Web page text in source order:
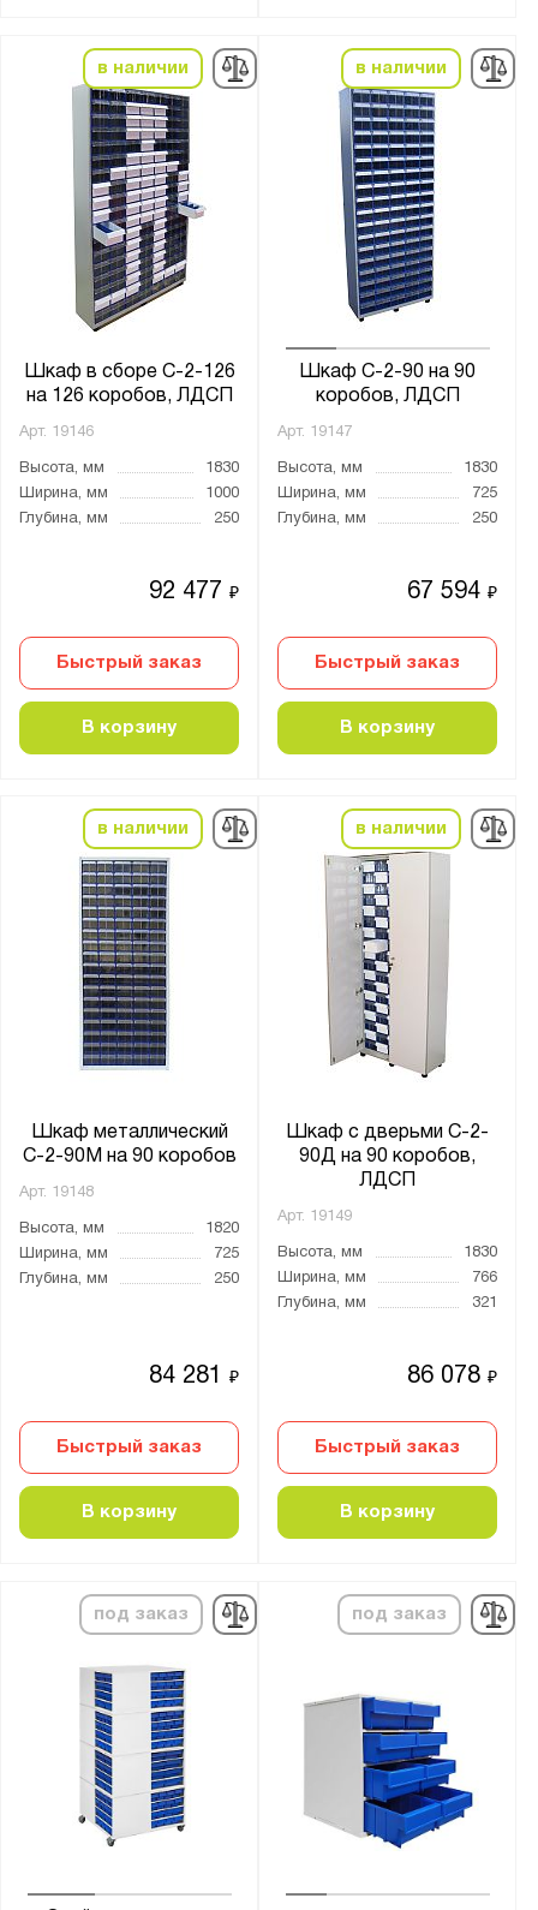
в наличии
Шкаф в сборе С-2-126
на 126 коробов, ЛДСП
Арт. 19146
Высота, мм
1830
Ширина, мм
1000
Глубина, мм
250
92 477₽
Быстрый заказ
В корзину
в наличии
Шкаф С-2-90 на 90
коробов, ЛДСП
Арт. 19147
Высота, мм
1830
Ширина, мм
725
Глубина, мм
250
67 594₽
Быстрый заказ
В корзину
в наличии
Шкаф металлический
С-2-90М на 90 коробов
Арт. 19148
Высота, мм
1820
Ширина, мм
725
Глубина, мм
250
84 281₽
Быстрый заказ
В корзину
в наличии
Шкаф с дверьми С-2-
90Д на 90 коробов,
ЛДСП
Арт. 19149
Высота, мм
1830
Ширина, мм
766
Глубина, мм
321
86 078₽
Быстрый заказ
В корзину
под заказ под заказ